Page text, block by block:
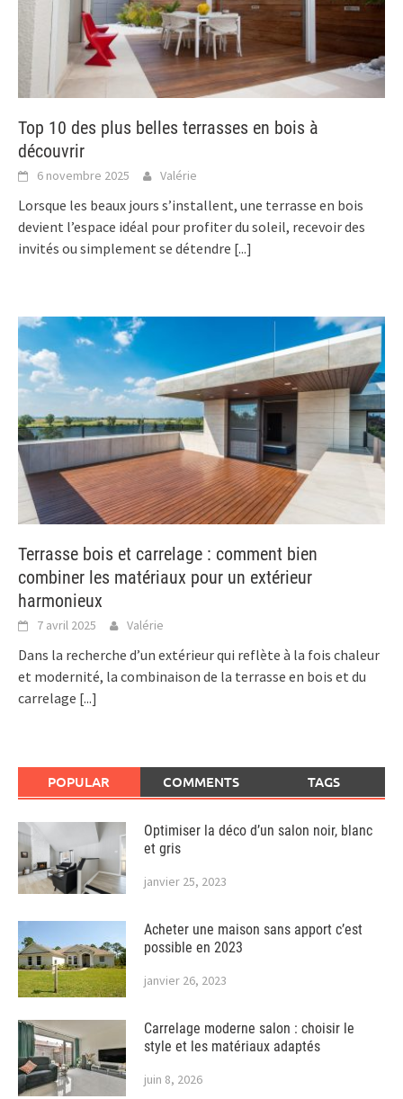
Top 10 des plus belles terrasses en bois à
découvrir
6 novembre 2025 Valérie
Lorsque les beaux jours s’installent, une terrasse en bois
devient l’espace idéal pour profiter du soleil, recevoir des
invités ou simplement se détendre [...]
Terrasse bois et carrelage : comment bien
combiner les matériaux pour un extérieur
harmonieux
7 avril 2025 Valérie
Dans la recherche d’un extérieur qui reflète à la fois chaleur
et modernité, la combinaison de la terrasse en bois et du
carrelage [...]
POPULAR COMMENTS TAGS
Optimiser la déco d’un salon noir, blanc
et gris
janvier 25, 2023
Acheter une maison sans apport c’est
possible en 2023
janvier 26, 2023
Carrelage moderne salon : choisir le
style et les matériaux adaptés
juin 8, 2026